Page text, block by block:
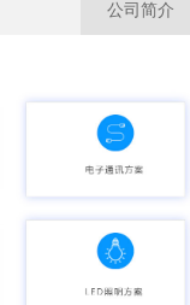
公司简介